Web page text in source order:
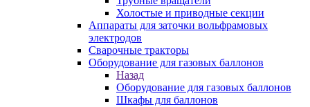
Холостые и приводные секции
Аппараты для заточки вольфрамовых
электродов
Сварочные тракторы
Оборудование для газовых баллонов
Назад
Оборудование для газовых баллонов
Шкафы для баллонов